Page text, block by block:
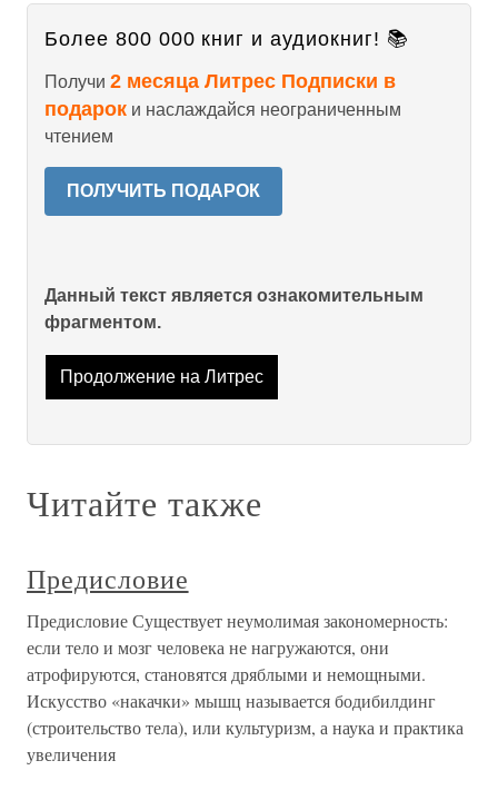
Более 800 000 книг и аудиокниг! 📚
Получи 2 месяца Литрес Подписки в
подарок и наслаждайся неограниченным
чтением
ПОЛУЧИТЬ ПОДАРОК
Данный текст является ознакомительным
фрагментом.
Продолжение на Литрес
Читайте также
Предисловие
Предисловие Существует неумолимая закономерность:
если тело и мозг человека не нагружаются, они
атрофируются, становятся дряблыми и немощными.
Искусство «накачки» мышц называется бодибилдинг
(строительство тела), или культуризм, а наука и практика
увеличения